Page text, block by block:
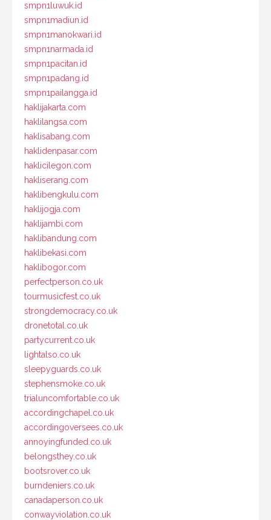
smpn1luwuk.id
smpn1madiun.id
smpn1manokwari.id
smpn1narmada.id
smpn1pacitan.id
smpn1padang.id
smpn1pailangga.id
haklijakarta.com
haklilangsa.com
haklisabang.com
haklidenpasar.com
haklicilegon.com
hakliserang.com
haklibengkulu.com
haklijogja.com
haklijambi.com
haklibandung.com
haklibekasi.com
haklibogor.com
perfectperson.co.uk
tourmusicfest.co.uk
strongdemocracy.co.uk
dronetotal.co.uk
partycurrent.co.uk
lightalso.co.uk
sleepyguards.co.uk
stephensmoke.co.uk
trialuncomfortable.co.uk
accordingchapel.co.uk
accordingoversees.co.uk
annoyingfunded.co.uk
belongsthey.co.uk
bootsrover.co.uk
burndeniers.co.uk
canadaperson.co.uk
conwayviolation.co.uk